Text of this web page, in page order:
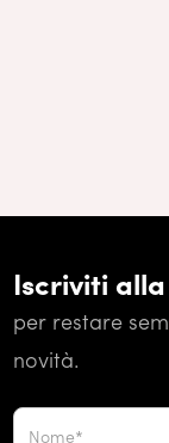
Iscriviti
per restare
novità.